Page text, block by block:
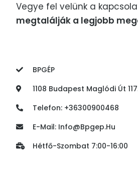
Vegye fel velünk a
megtalálják a legjobb
BPGÉP
1108 Budapest Maglódi Út
Telefon: +36300900468
E-Mail: Info@bpgep.hu
Hétfő-Szombat 7:00-16:00